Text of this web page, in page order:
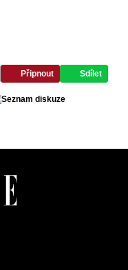
Připnout Sdílet